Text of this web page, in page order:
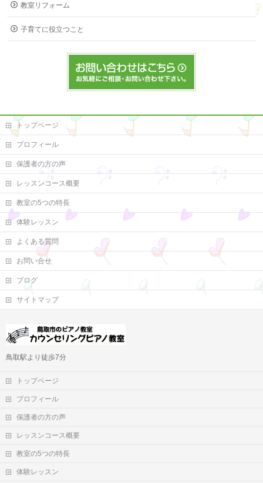
教室リフォーム
子育てに役立つこと
トップページ
プロフィール
保護者の方の声
レッスンコース概要
教室の5つの特長
体験レッスン
よくある質問
お問い合せ
ブログ
サイトマップ
鳥取駅より徒歩7分
トップページ
プロフィール
保護者の方の声
レッスンコース概要
教室の5つの特長
体験レッスン